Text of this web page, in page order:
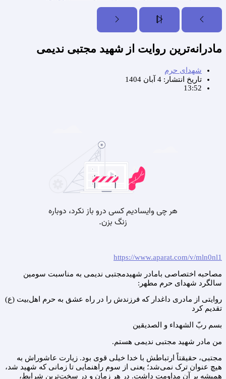
مادرانه‌ترین روایت از شهید مجتبی ندیمی
شهدای حرم
تاریخ انتشار: 4 آبان 1404
13:52
https://www.aparat.com/v/mln0nl1
مصاحبه اختصاصی بامادر شهیدمجتبی ندیمی به مناسبت سومین
سالگرد شهدای حرم مطهر:
روایتی از مادری داغدار که فرزندش را در راه عشق به حرم اهل‌بیت (ع)
تقدیم کرد
بسم ربّ الشهداء و الصدیقین
من مادر شهید مجتبی ندیمی هستم.
مجتبی، حقیقتاً ارتباطش با خدا خیلی قوی بود. زیارت عاشوراش به
هیچ عنوان ترک نمی‌شد؛ یعنی از سوم راهنمایی تا زمانی که شهید شد،
همیشه بر آن مداومت داشت. در هر زمان و در سخت‌ترین شرایط،